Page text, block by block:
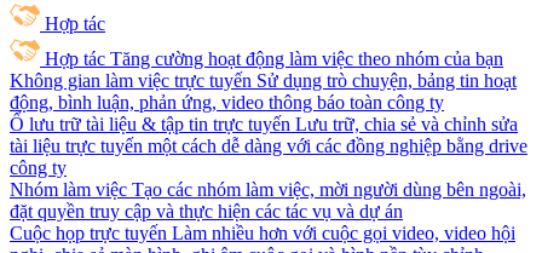
Hợp tác
Hợp tác Tăng cường hoạt động làm việc theo nhóm của bạn
Không gian làm việc trực tuyến Sử dụng trò chuyện, bảng tin hoạt
động, bình luận, phản ứng, video thông báo toàn công ty
Ổ lưu trữ tài liệu & tập tin trực tuyến Lưu trữ, chia sẻ và chỉnh sửa
tài liệu trực tuyến một cách dễ dàng với các đồng nghiệp bằng drive
công ty
Nhóm làm việc Tạo các nhóm làm việc, mời người dùng bên ngoài,
đặt quyền truy cập và thực hiện các tác vụ và dự án
Cuộc họp trực tuyến Làm nhiều hơn với cuộc gọi video, video hội